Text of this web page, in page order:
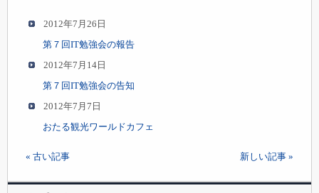
2012年7月26日
第７回IT勉強会の報告
2012年7月14日
第７回IT勉強会の告知
2012年7月7日
おたる観光ワールドカフェ
« 古い記事 新しい記事 »